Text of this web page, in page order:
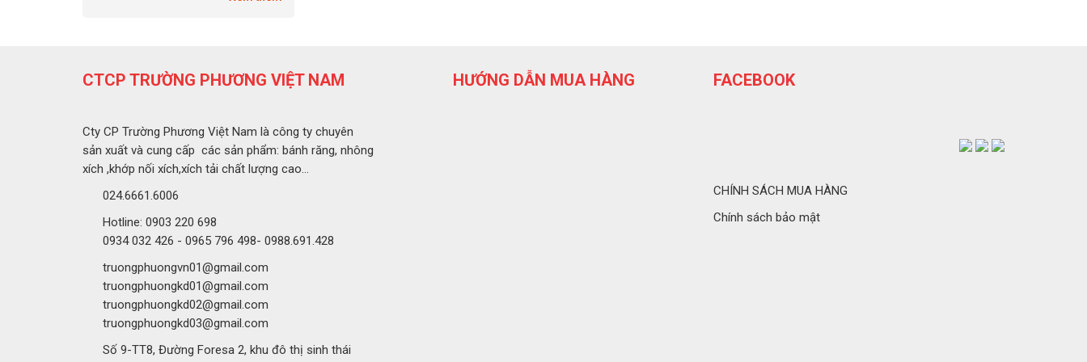
CTCP TRƯỜNG PHƯƠNG VIỆT NAM
Cty CP Trường Phương Việt Nam là công ty chuyên
sản xuất và cung cấp các sản phẩm: bánh răng, nhông
xích ,khớp nối xích,xích tải chất lượng cao...
024.6661.6006
Hotline: 0903 220 698
0934 032 426 - 0965 796 498- 0988.691.428
truongphuongvn01@gmail.com
truongphuongkd01@gmail.com
truongphuongkd02@gmail.com
truongphuongkd03@gmail.com
Số 9-TT8, Đường Foresa 2, khu đô thị sinh thái
HƯỚNG DẪN MUA HÀNG FACEBOOK
CHÍNH SÁCH MUA HÀNG
Chính sách bảo mật